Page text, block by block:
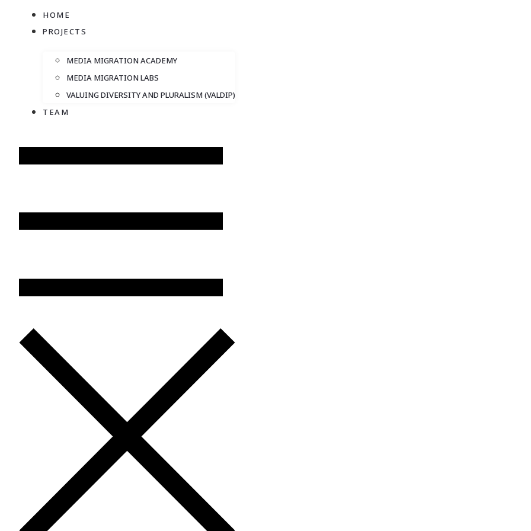
HOME
PROJECTS
MEDIA MIGRATION ACADEMY
MEDIA MIGRATION LABS
VALUING DIVERSITY AND PLURALISM (VALDIP)
TEAM